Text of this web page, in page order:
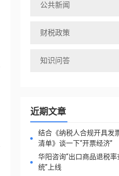
公共新闻
财税政策
知识问答
近期文章
结合《纳税人合规开具发
清单》谈一下“开票经济”
华阳咨询“出口商品退税率
统”上线